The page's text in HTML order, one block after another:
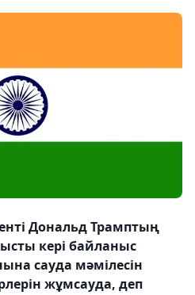
Дональд Трамптың
кері байланыс
сауда мәмілесін
жұмсауда, деп